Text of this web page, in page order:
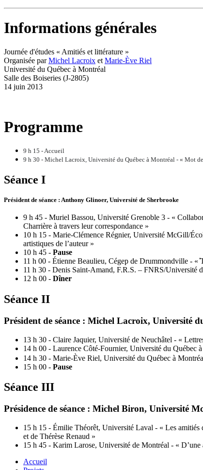
Informations générales
Journée d'études « Amitiés et littérature »
Organisée parMichel Lacroix et Marie-Ève Riel
Université du Québec à Montréal
Salle des Boiseries (J-2805)
14 juin 2013
Programme
9 h 15 - Accueil
9 h 30 - Michel Lacroix, Université du Québec à Montréal - « Mot
Séance I
Président de séance : Anthony Glinoer, Université de Sherbrooke
9 h 45 - Muriel Bassou, Université Grenoble 3 - «
Charrière à travers leur correspondance »
10 h 15 - Marie-Clémence Régnier, Université McGill/
artistiques de l’auteur »
10 h 45 - Pause
11 h 00 - Étienne Beaulieu, Cégep de Drummondville - «
11 h 30 - Denis Saint-Amand, F.R.S. – FNRS/Université
12 h 00 - Dîner
Séance II
Président de séance : Michel Lacroix, Université
13 h 30 - Claire Jaquier, Université de Neuchâtel - «
14 h 00 - Laurence Côté-Fournier, Université du Québec
14 h 30 - Marie-Ève Riel, Université du Québec à
15 h 00 - Pause
Séance III
Présidence de séance : Michel Biron, Université
15 h 15 - Émilie Théorêt, Université Laval - « Les amitiés
et de Thérèse Renaud »
15 h 45 - Karim Larose, Université de Montréal - «
Accueil